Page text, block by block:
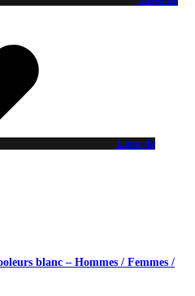
Liste de
blanc – Hommes / Femmes /